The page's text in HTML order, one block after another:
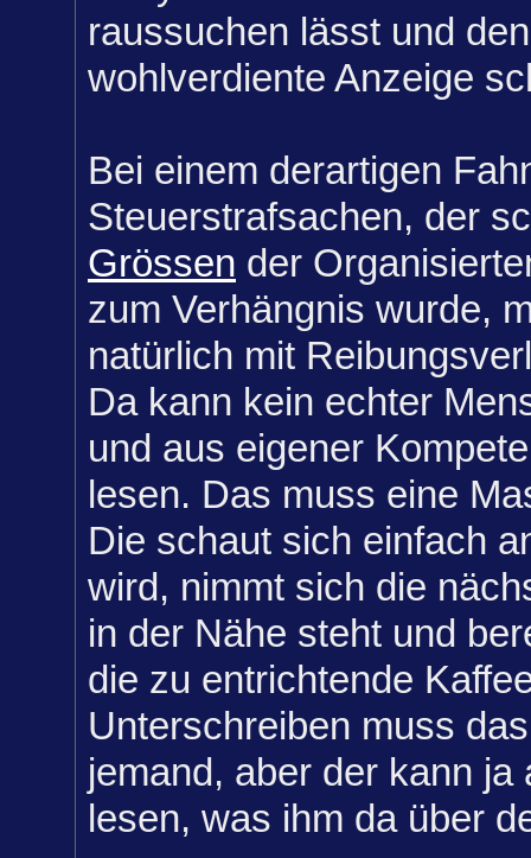
raussuchen lässt und
wohlverdiente Anzeige
Bei einem derartigen
Steuerstrafsachen, der
Grössen der
zum Verhängnis wurde,
natürlich mit
Da kann kein echter
und aus eigener
lesen. Das muss eine
Die schaut sich einfach
wird, nimmt sich die
in der Nähe steht und
die zu entrichtende
Unterschreiben muss
jemand, aber der kann ja
lesen, was ihm da über